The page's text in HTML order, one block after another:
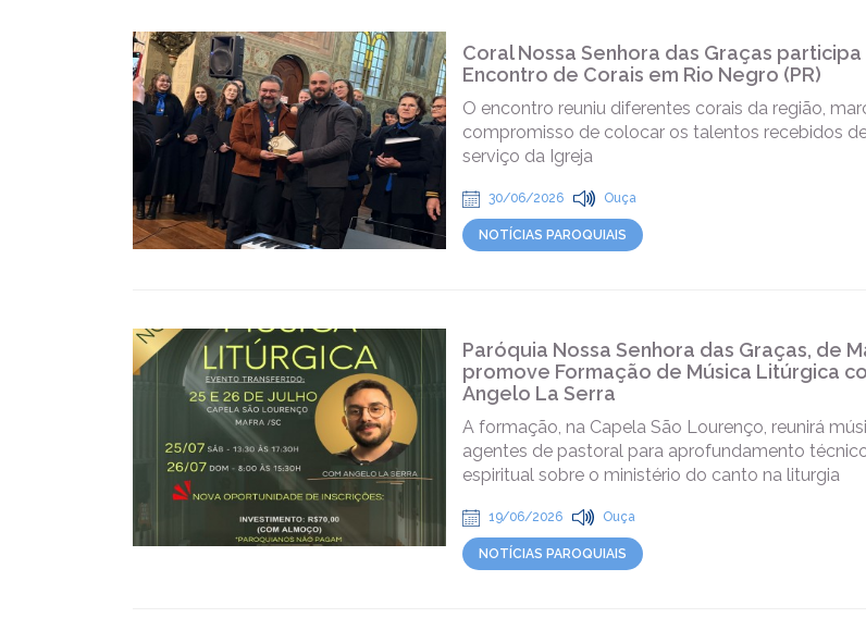
Coral Nossa Senhora das Graças participa
Encontro de Corais em Rio Negro (PR)
O encontro reuniu diferentes corais da região,
compromisso de colocar os talentos recebidos
serviço da Igreja
30/06/2026 Ouça
NOTÍCIAS PAROQUIAIS
Paróquia Nossa Senhora das Graças, de
promove Formação de Música Litúrgica
Angelo La Serra
A formação, na Capela São Lourenço, reunirá
agentes de pastoral para aprofundamento
espiritual sobre o ministério do canto na liturgia
19/06/2026 Ouça
NOTÍCIAS PAROQUIAIS